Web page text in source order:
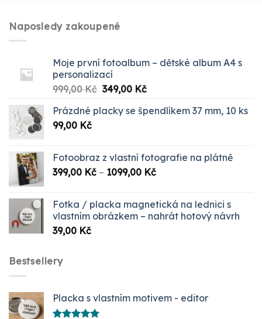
Naposledy zakoupené
Moje první fotoalbum – dětské album A4 s
personalizací
999,00Kč Původní
byla:
349,00 KčAktuální
je:
Prázdné placky se špendlíkem 37 mm, 10 ks
99,00 Kč
Fotoobraz z vlastní fotografie na plátně
399,00 Kč – 1099,00 KčRozpětí
až
1099,00 Kč
Fotka / placka magnetická na lednici s
vlastním obrázkem – nahrát hotový návrh
39,00 Kč
Bestsellery
Placka s vlastním motivem - editor